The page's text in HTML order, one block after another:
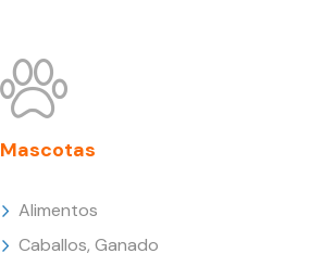
Mascotas
Alimentos
Caballos, Ganado